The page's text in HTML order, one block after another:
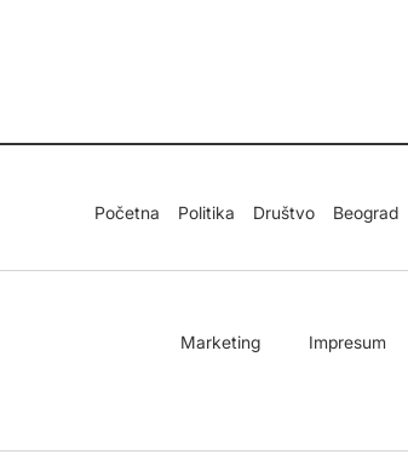
Početna Politika Društvo Beograd
Marketing Impresum